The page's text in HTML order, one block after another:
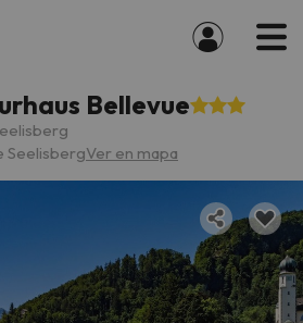
Bellevue
SeelisbergVer en mapa